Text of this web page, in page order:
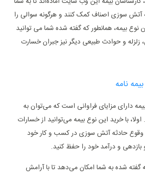
آتش سوزی اصناف کمک کنند و هرگونه سوالی را
نوع بیمه، همانطور که گفته شده شما می‌ توانید
زلزله و حوادث طبیعی دیگر نیز جبران خسارت
نامه
دارای مزایای فراوانی است که می‌توان به
اولا، با خرید این نوع بیمه می‌توانید از خسارات
حادثه آتش سوزی در کسب و کار خود
بازدهی و درآمد خود را حفظ کنید.
گفته شده به شما امکان می‌دهد تا با آرامش